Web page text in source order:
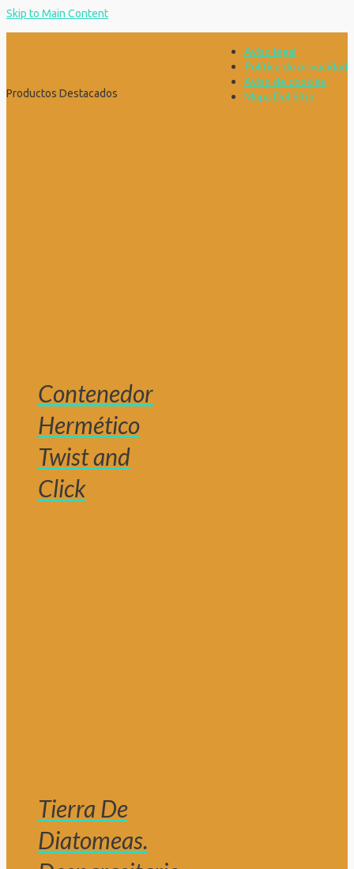
Skip to Main Content
Aviso legal
Política de privacidad
Aviso de cookies
Mapa Del Sitio
Productos Destacados
Contenedor
Hermético
Twist and
Click
Tierra De
Diatomeas.